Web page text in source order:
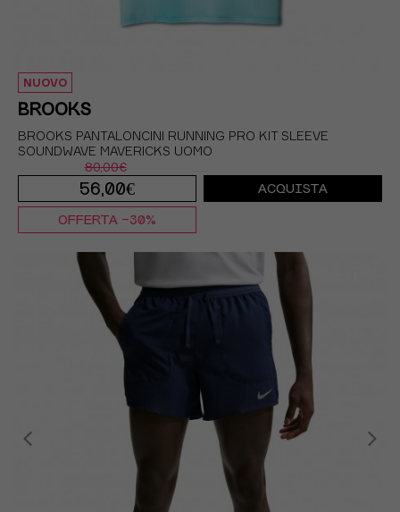
NUOVO
BROOKS
BROOKS PANTALONCINI RUNNING PRO KIT SLEEVE
SOUNDWAVE MAVERICKS UOMO
80,00€
56,00€
S M L
ACQUISTA
OFFERTA -30%